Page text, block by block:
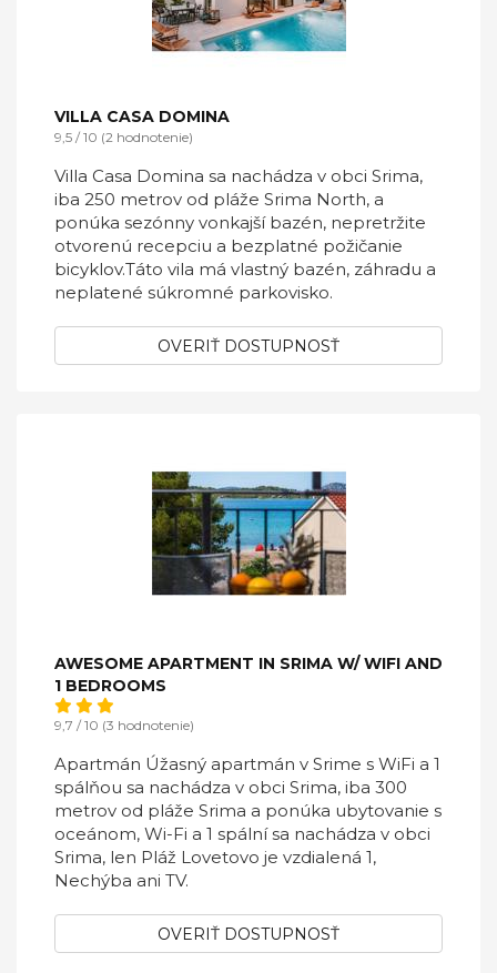
VILLA CASA DOMINA
9,5 / 10 (2 hodnotenie)
Villa Casa Domina sa nachádza v obci Srima,
iba 250 metrov od pláže Srima North, a
ponúka sezónny vonkajší bazén, nepretržite
otvorenú recepciu a bezplatné požičanie
bicyklov.Táto vila má vlastný bazén, záhradu a
neplatené súkromné ​​parkovisko.
OVERIŤ DOSTUPNOSŤ
AWESOME APARTMENT IN SRIMA W/ WIFI AND
1 BEDROOMS
9,7 / 10 (3 hodnotenie)
Apartmán Úžasný apartmán v Srime s WiFi a 1
spálňou sa nachádza v obci Srima, iba 300
metrov od pláže Srima a ponúka ubytovanie s
oceánom, Wi-Fi a 1 spální sa nachádza v obci
Srima, len Pláž Lovetovo je vzdialená 1,
Nechýba ani TV.
OVERIŤ DOSTUPNOSŤ